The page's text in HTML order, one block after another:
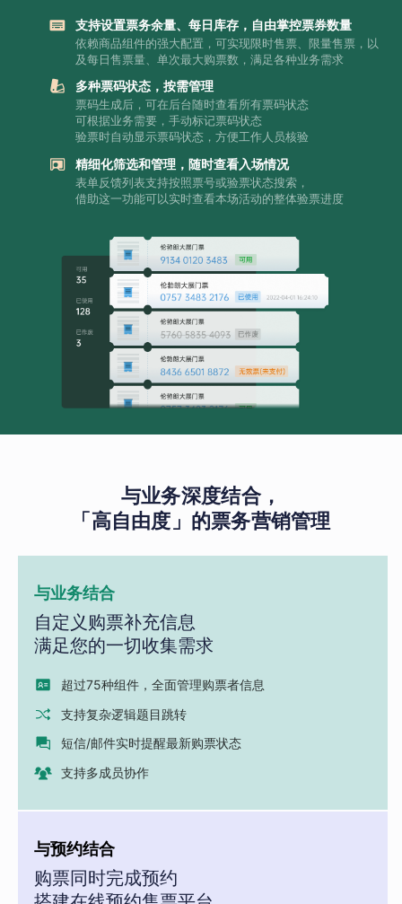
支持设置票务余量、每日库存，自由掌控票券数量
依赖商品组件的强大配置，可实现限时售票、限量售票，以
及每日售票量、单次最大购票数，满足各种业务需求
多种票码状态，按需管理
票码生成后，可在后台随时查看所有票码状态
可根据业务需要，手动标记票码状态
验票时自动显示票码状态，方便工作人员核验
精细化筛选和管理，随时查看入场情况
表单反馈列表支持按照票号或验票状态搜索，
借助这一功能可以实时查看本场活动的整体验票进度
与业务深度结合，
「高自由度」的票务营销管理
与业务结合
自定义购票补充信息
满足您的一切收集需求
超过75种组件，全面管理购票者信息
支持复杂逻辑题目跳转
短信/邮件实时提醒最新购票状态
支持多成员协作
与预约结合
购票同时完成预约